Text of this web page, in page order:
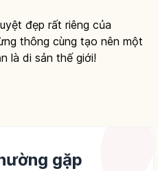
đẹp rất riêng của
thông cùng tạo nên một
là di sản thế giới!
gặp